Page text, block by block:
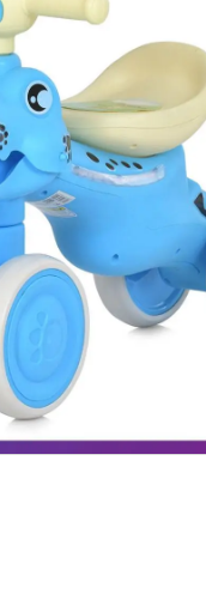
Київ, Україна